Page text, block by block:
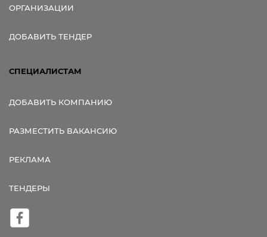
ОРГАНИЗАЦИИ
ДОБАВИТЬ ТЕНДЕР
СПЕЦИАЛИСТАМ
ДОБАВИТЬ КОМПАНИЮ
РАЗМЕСТИТЬ ВАКАНСИЮ
РЕКЛАМА
ТЕНДЕРЫ